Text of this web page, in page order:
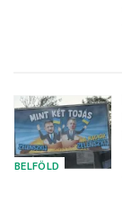
BELFÖLD